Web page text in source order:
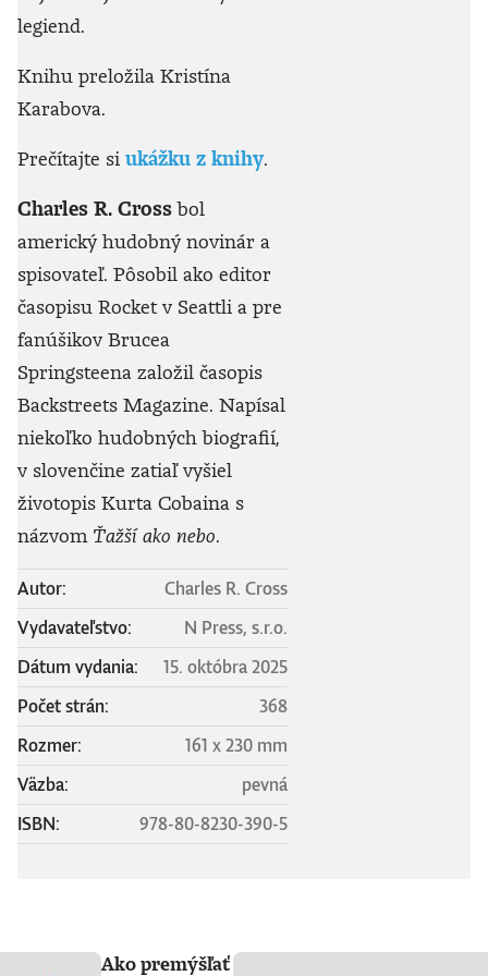
legiend.
Knihu preložila Kristína
Karabova.
Prečítajte si ukážku z knihy.
Charles R. Crossbol
americký hudobný novinár a
spisovateľ. Pôsobil ako editor
časopisu Rocket v Seattli a pre
fanúšikov Brucea
Springsteena založil časopis
Backstreets Magazine. Napísal
niekoľko hudobných biografií,
v slovenčine zatiaľ vyšiel
životopis Kurta Cobaina s
názvom Ťažší ako nebo.
Autor:
Charles R. Cross
Vydavateľstvo:
N Press, s.r.o.
Dátum vydania:
15. októbra 2025
Počet strán:
368
Rozmer:
161 x 230 mm
Väzba:
pevná
ISBN:
978-80-8230-390-5
Ako premýšľať